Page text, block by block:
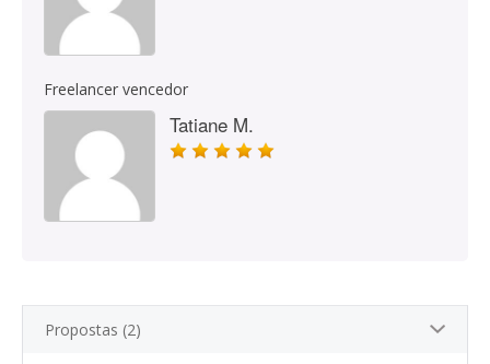
Freelancer vencedor
Tatiane M.
Propostas (2)